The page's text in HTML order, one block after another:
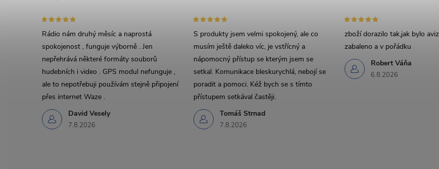
David Vesely
7.8.2026
Rádio nám druhý měsíc a naprostá
spokojenost , funguje výborně . Jen
nepřehrává některé formáty souborů
hudebních i video . GPS modul nefunguje ,
ale to nepotřebuji používám stejně připojení
přes internet Waze .
Tomáš Strnad
7.8.2026
S produkty jsem velmi spokojený, ale co
musím ještě daleko víc, je vstřícný a
nápomocný přístup se kterým jsem se
setkal. Komunikace bleskurychlá, nebojí se
poradit a pomoci. Kéž bych se s tímto
přístupem setkával častěji.
Robert Váňa
6.8.2026
zboží dorazilo tak,jak bylo
zabaleno a v pořádku